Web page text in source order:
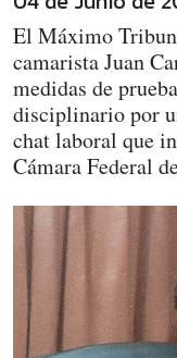
El Máximo
camarista Juan
medidas de
disciplinario por
chat laboral que
Cámara Federal